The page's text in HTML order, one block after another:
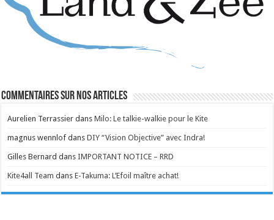
Commentaires sur nos articles
Aurelien Terrassier dansMilo: Le talkie-walkie pour le Kite
magnus wennlof dansDIY “Vision Objective” avec Indra!
Gilles Bernard dansIMPORTANT NOTICE – RRD
Kite4all Team dansE-Takuma: L’Efoil maître achat!